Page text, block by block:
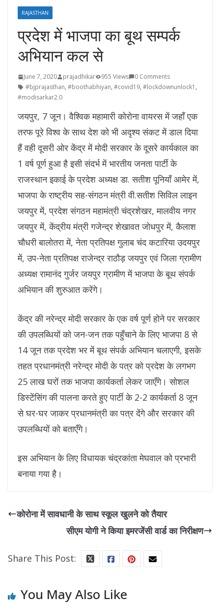
RAJASTHAN
प्रदेश में भाजपा का बूथ सम्पर्क
अभियान कल से
June 7, 2020 prajadhikar 955 Views
0 Comments
#bjprajasthan, #boothabhiyan, #covid19, #lockdownunlock1 ,
#modisarkar2.0
जयपुर, 7 जून। वैश्विक महामारी कोरोना वायरस में जहाँ एक
तरफ पूरे विश्व के साथ देश को भी अदृश्य संकट में डाल दिया
हैं वही दूसरी ओर केंद्र में मोदी सरकार के दूसरे कार्यकाल का
1 वर्ष पूर्ण हुआ है इसी संदर्भ में भारतीय जनता पार्टी के
राजस्थान इकाई के प्रदेश अध्यक्ष डा. सतीश पूनियाँ आमेर में,
भाजपा के राष्ट्रीय सह-संगठन मंत्री वी.सतीश सिविल लाइन
जयपुर में, प्रदेश संगठन महामंत्री चंद्रशेखर, मालवीय नगर
जयपुर में, केंद्रीय मंत्री गजेन्द्र शेखावत जोधपुर में, कैलाश
चौधरी बालोतरा में, नेता प्रतिपक्ष गुलाब चंद कटारिया उदयपुर
में, उप-नेता प्रतिपक्ष राजेन्द्र राठौड़ जयपुर एवं जिला ग्रामीण
अध्यक्ष रामानंद गुर्जर जयपुर ग्रामीण में भाजपा के बूथ संपर्क
अभियान की शुरुआत करेंगे।
केंद्र की नरेन्द्र मोदी सरकार के एक वर्ष पूर्ण होने पर सरकार
की उपलब्धियों को जन-जन तक पहुँचाने के लिए भाजपा 8 से
14 जून तक प्रदेश भर में बूथ संपर्क अभियान चलाएगी, इसके
तहत प्रधानमंत्री नरेन्द्र मोदी के पत्र को प्रदेश के लगभग
25 लाख घरों तक भाजपा कार्यकर्ता लेकर जाएँगे। सोशल
डिस्टेंसिंग की पालना करते हुए पार्टी के 2-2 कार्यकर्ता 8 जून
से घर-घर जाकर प्रधानमंत्री का पत्र देंगे और सरकार की
उपलब्धियों को बताएँगे।
इस अभियान के लिए विधायक चंद्रकांता मेघवाल को प्रभारी
बनाया गया है।
कोरोना में सावधानी के साथ स्कूल खुलने को तैयार
सीएम योगी ने किया इमरजेंसी वार्ड का निरीक्षण
Share This Post:
You May Also Like